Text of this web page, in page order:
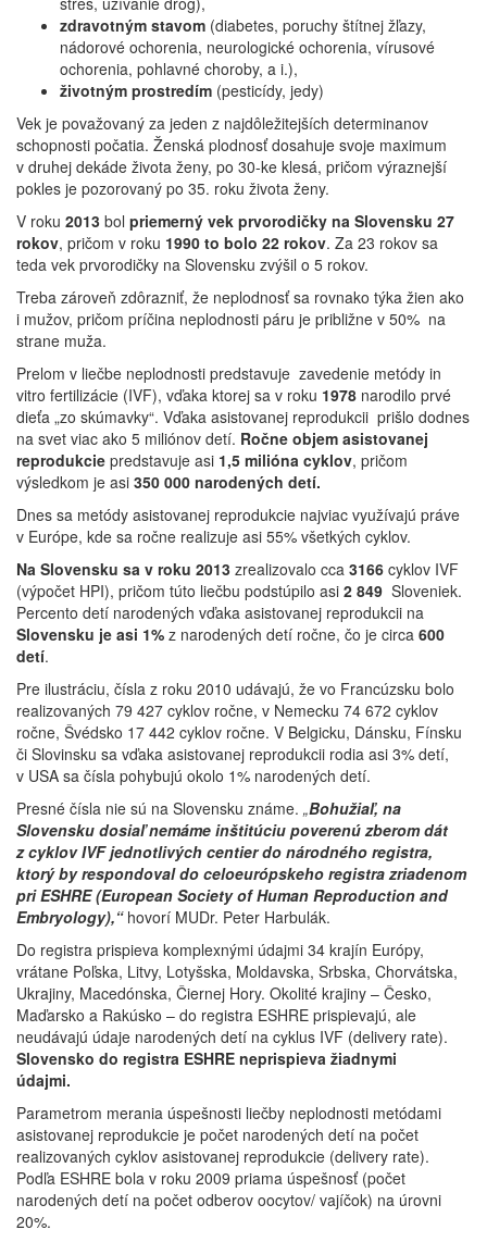
zdravotným stavom (diabetes, poruchy štítnej žľazy,
nádorové ochorenia, neurologické ochorenia, vírusové
ochorenia, pohlavné choroby, a i.),
životným prostredím (pesticídy, jedy)
Vek je považovaný za jeden z najdôležitejších determinanov
schopnosti počatia. Ženská plodnosť dosahuje svoje maximum
v druhej dekáde života ženy, po 30-ke klesá, pričom výraznejší
pokles je pozorovaný po 35. roku života ženy.
V roku 2013 bol priemerný vek prvorodičky na Slovensku 27
rokov, pričom v roku 1990 to bolo 22 rokov. Za 23 rokov sa
teda vek prvorodičky na Slovensku zvýšil o 5 rokov.
Treba zároveň zdôrazniť, že neplodnosť sa rovnako týka žien ako
i mužov, pričom príčina neplodnosti páru je približne v 50% na
strane muža.
Prelom v liečbe neplodnosti predstavuje zavedenie metódy in
vitro fertilizácie (IVF), vďaka ktorej sa v roku 1978 narodilo prvé
dieťa „zo skúmavky“. Vďaka asistovanej reprodukcii prišlo dodnes
na svet viac ako 5 miliónov detí. Ročne objem asistovanej
reprodukcie predstavuje asi 1,5 milióna cyklov, pričom
výsledkom je asi 350 000 narodených detí.
Dnes sa metódy asistovanej reprodukcie najviac využívajú práve
v Európe, kde sa ročne realizuje asi 55% všetkých cyklov.
Na Slovensku sa v roku 2013 zrealizovalo cca 3166 cyklov IVF
(výpočet HPI), pričom túto liečbu podstúpilo asi 2 849 Sloveniek.
Percento detí narodených vďaka asistovanej reprodukcii na
Slovensku je asi 1% z narodených detí ročne, čo je circa 600
detí.
Pre ilustráciu, čísla z roku 2010 udávajú, že vo Francúzsku bolo
realizovaných 79 427 cyklov ročne, v Nemecku 74 672 cyklov
ročne, Švédsko 17 442 cyklov ročne. V Belgicku, Dánsku, Fínsku
či Slovinsku sa vďaka asistovanej reprodukcii rodia asi 3% detí,
v USA sa čísla pohybujú okolo 1% narodených detí.
Presné čísla nie sú na Slovensku známe. „Bohužiaľ, na
Slovensku dosiaľ nemáme inštitúciu poverenú zberom dát
z cyklov IVF jednotlivých centier do národného registra,
ktorý by respondoval do celoeurópskeho registra zriadenom
pri ESHRE (European Society of Human Reproduction and
Embryology),“ hovorí MUDr. Peter Harbulák.
Do registra prispieva komplexnými údajmi 34 krajín Európy,
vrátane Poľska, Litvy, Lotyšska, Moldavska, Srbska, Chorvátska,
Ukrajiny, Macedónska, Čiernej Hory. Okolité krajiny – Česko,
Maďarsko a Rakúsko – do registra ESHRE prispievajú, ale
neudávajú údaje narodených detí na cyklus IVF (delivery rate).
Slovensko do registra ESHRE neprispieva žiadnymi
údajmi.
Parametrom merania úspešnosti liečby neplodnosti metódami
asistovanej reprodukcie je počet narodených detí na počet
realizovaných cyklov asistovanej reprodukcie (delivery rate).
Podľa ESHRE bola v roku 2009 priama úspešnosť (počet
narodených detí na počet odberov oocytov/ vajíčok) na úrovni
20%.